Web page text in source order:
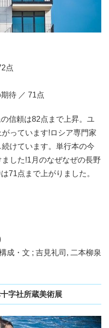
点
待 ／ 71点
信頼は82点まで上昇。ユ
っています!ロシア専門家
けています。単行本の今
した!1月のなぜなぜの長野
71点まで上がりました。
成・文 ; 吉見礼司, 二本柳泉
字社所蔵美術展